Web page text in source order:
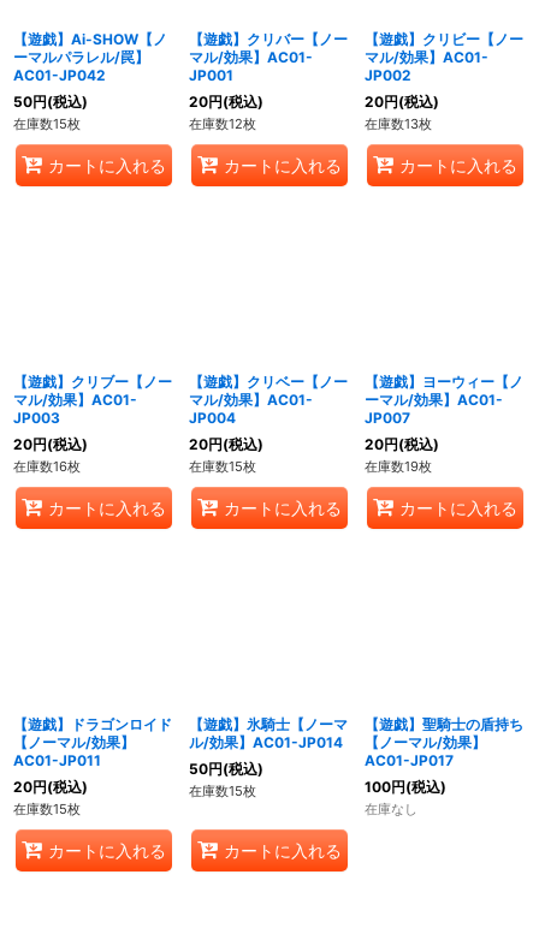
【遊戯】Ai-SHOW【ノ
ーマルパラレル/罠】
AC01-JP042
50円(税込)
在庫数15枚
カートに入れる
【遊戯】クリバー【ノー
マル/効果】AC01-
JP001
20円(税込)
在庫数12枚
カートに入れる
【遊戯】クリビー【ノー
マル/効果】AC01-
JP002
20円(税込)
在庫数13枚
カートに入れる
【遊戯】クリブー【ノー
マル/効果】AC01-
JP003
20円(税込)
在庫数16枚
カートに入れる
【遊戯】クリベー【ノー
マル/効果】AC01-
JP004
20円(税込)
在庫数15枚
カートに入れる
【遊戯】ヨーウィー【ノ
ーマル/効果】AC01-
JP007
20円(税込)
在庫数19枚
カートに入れる
【遊戯】ドラゴンロイド
【ノーマル/効果】
AC01-JP011
20円(税込)
在庫数15枚
カートに入れる
【遊戯】氷騎士【ノーマ
ル/効果】AC01-JP014
50円(税込)
在庫数15枚
カートに入れる
【遊戯】聖騎士の盾持ち
【ノーマル/効果】
AC01-JP017
100円(税込)
在庫なし